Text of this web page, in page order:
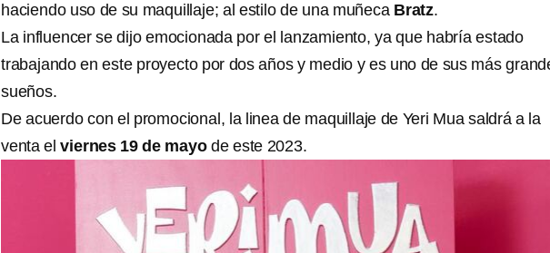
haciendo uso de su maquillaje; al estilo de una muñeca Bratz.
La influencer se dijo emocionada por el lanzamiento, ya que habría estado
trabajando en este proyecto por dos años y medio y es uno de sus más
sueños.
De acuerdo con el promocional, la linea de maquillaje de Yeri Mua saldrá a la
venta elviernes 19 de mayode este 2023.